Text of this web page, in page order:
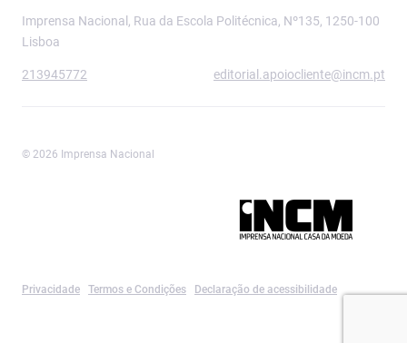
Imprensa Nacional, Rua da Escola Politécnica, Nº135, 1250-100
Lisboa
213945772 editorial.apoiocliente@incm.pt
© 2026 Imprensa Nacional
Privacidade Termos e Condições Declaração de acessibilidade